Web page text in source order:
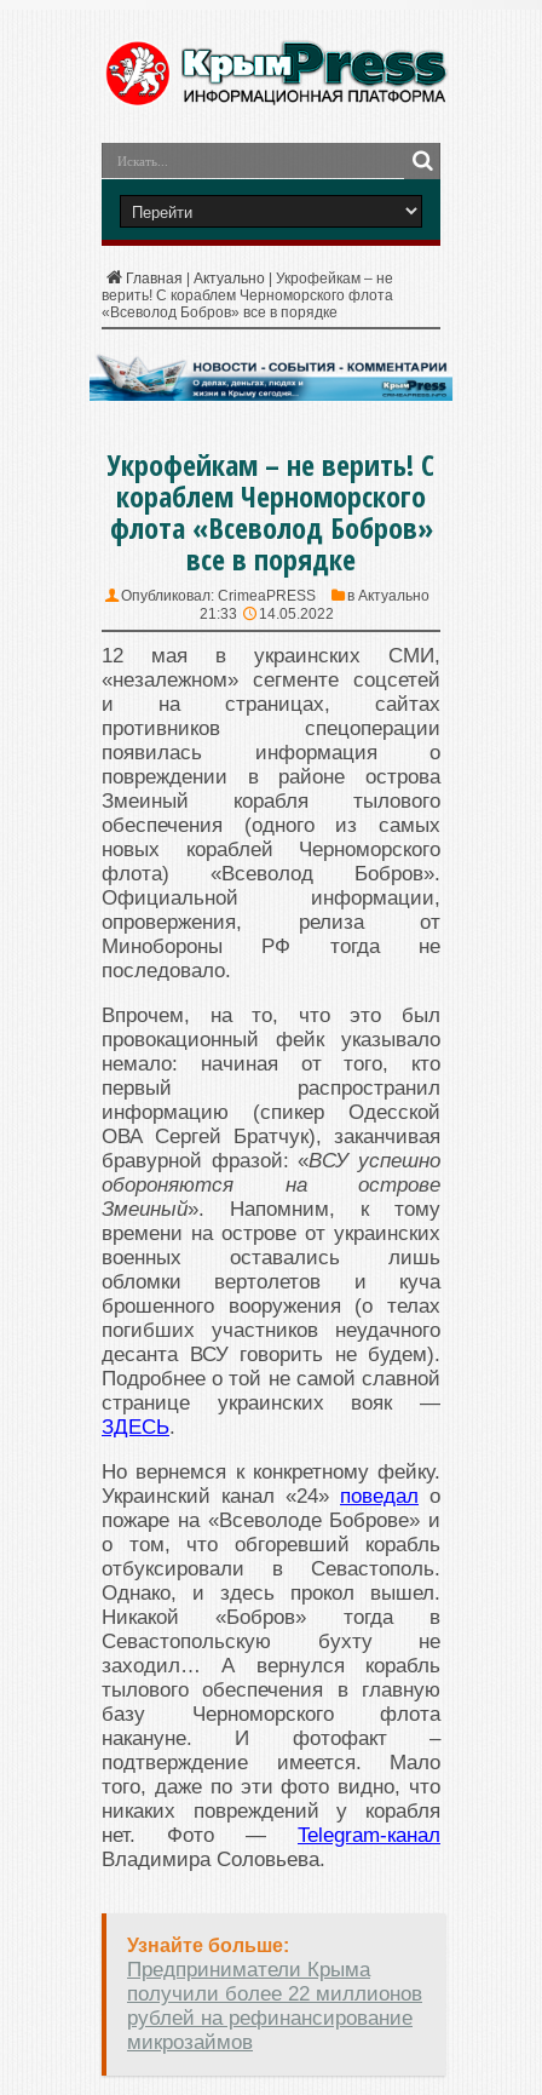
Главная Актуально
Укрофейкам – не
верить! С кораблем Черноморского флота
«Всеволод Бобров» все в порядке
Укрофейкам – не верить! С
кораблем Черноморского
флота «Всеволод Бобров»
все в порядке
Опубликовал: CrimeaPRESS в Актуально
21:33
14.05.2022
12 мая в украинских СМИ,
«незалежном» сегменте соцсетей
и на страницах, сайтах
противников спецоперации
появилась информация о
повреждении в районе острова
Змеиный корабля тылового
обеспечения (одного из самых
новых кораблей Черноморского
флота) «Всеволод Бобров».
Официальной информации,
опровержения, релиза от
Минобороны РФ тогда не
последовало.
Впрочем, на то, что это был
провокационный фейк указывало
немало: начиная от того, кто
первый распространил
информацию (спикер Одесской
ОВА Сергей Братчук), заканчивая
бравурной фразой: «ВСУ успешно
обороняются на острове
Змеиный». Напомним, к тому
времени на острове от украинских
военных оставались лишь
обломки вертолетов и куча
брошенного вооружения (о телах
погибших участников неудачного
десанта ВСУ говорить не будем).
Подробнее о той не самой славной
странице украинских вояк —
ЗДЕСЬ.
Но вернемся к конкретному фейку.
Украинский канал «24» поведал о
пожаре на «Всеволоде Боброве» и
о том, что обгоревший корабль
отбуксировали в Севастополь.
Однако, и здесь прокол вышел.
Никакой «Бобров» тогда в
Севастопольскую бухту не
заходил… А вернулся корабль
тылового обеспечения в главную
базу Черноморского флота
накануне. И фотофакт –
подтверждение имеется. Мало
того, даже по эти фото видно, что
никаких повреждений у корабля
нет. Фото — Telegram-канал
Владимира Соловьева.
Узнайте больше:
Предприниматели Крыма
получили более 22 миллионов
рублей на рефинансирование
микрозаймов